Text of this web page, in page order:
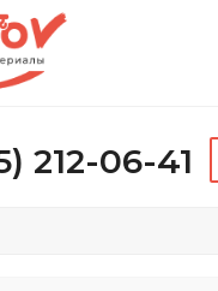
212-06-41